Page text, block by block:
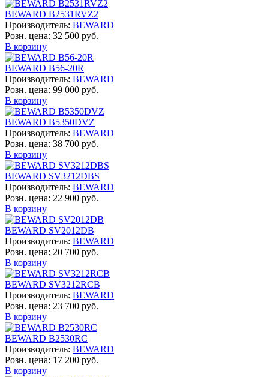
BEWARD B2531RVZ2
Производитель: BEWARD
Розн. цена: 32 500 руб.
В корзину
BEWARD B56-20R
Производитель: BEWARD
Розн. цена: 99 000 руб.
В корзину
BEWARD B5350DVZ
Производитель: BEWARD
Розн. цена: 38 700 руб.
В корзину
BEWARD SV3212DBS
Производитель: BEWARD
Розн. цена: 22 900 руб.
В корзину
BEWARD SV2012DB
Производитель: BEWARD
Розн. цена: 20 700 руб.
В корзину
BEWARD SV3212RCB
Производитель: BEWARD
Розн. цена: 23 700 руб.
В корзину
BEWARD B2530RC
Производитель: BEWARD
Розн. цена: 17 200 руб.
В корзину